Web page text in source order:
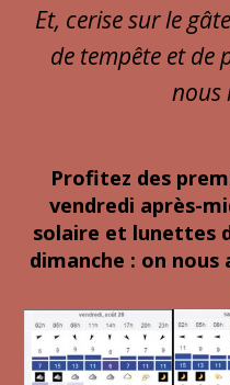
Et, cerise sur le
de tempête et de
nous
Profitez des
vendredi après-
solaire et lunettes
dimanche : on nous